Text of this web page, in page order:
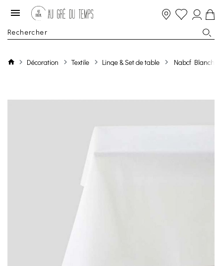
Décoration Textile Linge & Set de table Nabcf Blanche